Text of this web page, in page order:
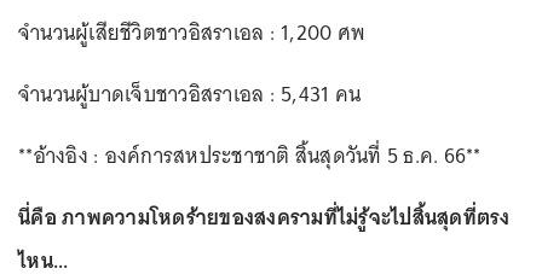
จำนวนผู้เสียชีวิตชาวอิสราเอล : 1,200 ศพ
จำนวนผู้บาดเจ็บชาวอิสราเอล : 5,431 คน
**อ้างอิง : องค์การสหประชาชาติ สิ้นสุดวันที่ 5 ธ.ค. 66**
นี่คือ ภาพความโหดร้ายของสงครามที่ไม่รู้จะไปสิ้นสุดที่ตรง
ไหน...